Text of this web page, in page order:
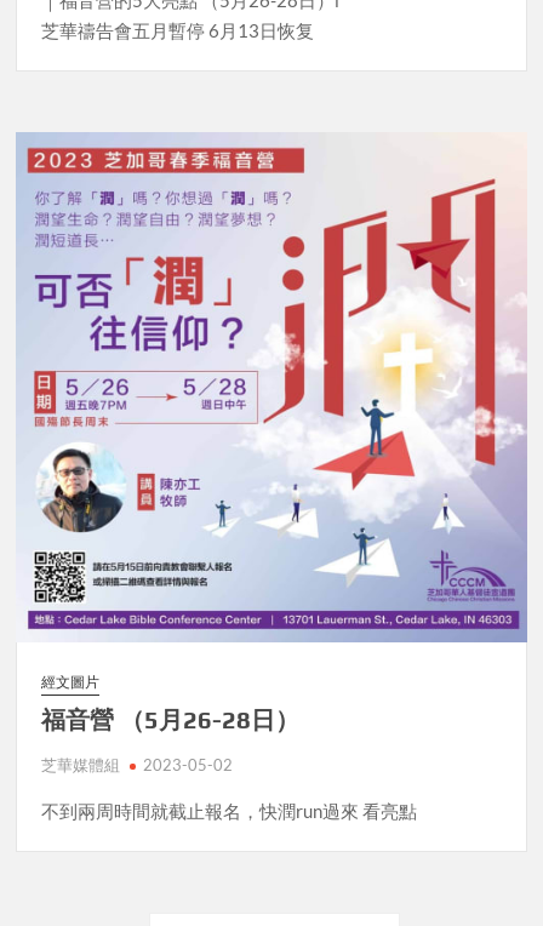
芝華禱告會五月暫停 6月13日恢复
經文圖片
福音營 （5月26-28日）
芝華媒體組 2023-05-02
不到兩周時間就截止報名，快潤run過來 看亮點